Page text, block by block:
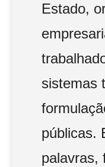
Estado,
sistemas
públicas.
palavras,